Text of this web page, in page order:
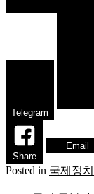
Telegram
Share
Email
Posted in 국제정치